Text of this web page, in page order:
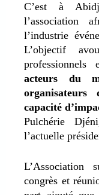
C’est à
l’association
l’industrie
L’objectif
acteurs du
organisateurs
capacité
Pulchérie
l’actuelle
L’Association
congrès et